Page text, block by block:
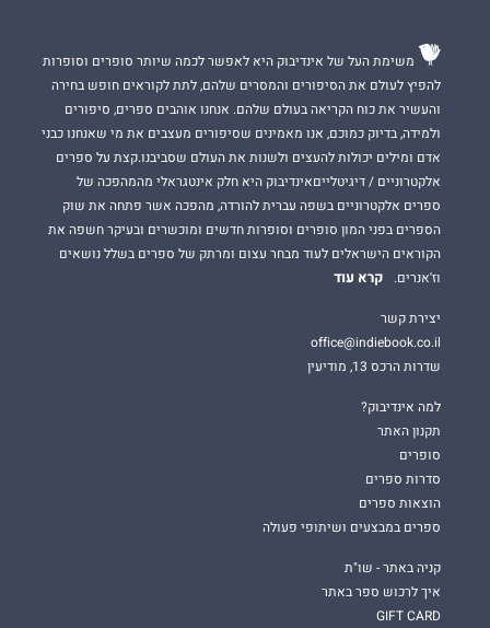
מבטיחה כי ׳האדם שבטנק ינצח׳.״
רב־אלוף גדי איזנקוט, הרמטכ״ל ה־21 של צה״ל
משימת העל של אינדיבוק היא לאפשר לכמה שיותר סופרים וסופרות
להפיץ לעולם את הסיפורים והמסרים שלהם, לתת לקוראים חופש בחירה
והעשיר את כוח הקריאה בעולם שלהם. אנחנו אוהבים ספרים, סיפורים
ולמידה, בדיוק כמוכם, אנו מאמינים שסיפורים מעצבים את מי שאנחנו כבני
אדם ומילים יכולות להעצים ולשנות את העולם שסביבנו.קצת על ספרים
אלקטרוניים / דיגיטלייםאינדיבוק היא חלק אינטגראלי מהמהפכה של
ספרים אלקטרוניים בשפה עברית להורדה, מהפכה אשר פתחה את שוק
הספרים בפני המון סופרים וסופרות חדשים ומוכשרים ובעיקר חשפה את
הקוראים הישראלים לעוד מבחר עצום ומרתק של ספרים בשלל נושאים
וז'אנרים.
קרא עוד
יצירת קשר
office@indiebook.co.il
שדרות הרכס 13, מודיעין
למה אינדיבוק?
תקנון האתר
סופרים
סדרות ספרים
הוצאות ספרים
ספרים במבצעים ושיתופי פעולה
קניה באתר - שו"ת
איך לרכוש ספר באתר
GIFT CARD